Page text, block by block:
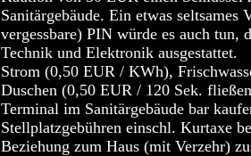
Sanitärgebäude. Ein etwas seltsames
vergessbare) PIN würde es auch tun,
Technik und Elektronik ausgestattet.
Strom (0,50 EUR / KWh),
Duschen (0,50 EUR / 120 Sek.
Terminal im Sanitärgebäude bar
Stellplatzgebühren einschl. Kurtaxe
Beziehung zum Haus (mit Verzehr)